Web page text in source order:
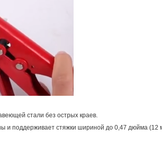
стали без острых краев.
и поддерживает стяжки шириной до 0,47 дюйма (12